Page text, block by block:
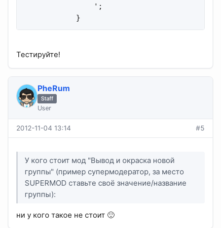
                ';
            }
Тестируйте!
PheRum
Staff
User
2012-11-04 13:14 #5
У кого стоит мод "Вывод и окраска новой
группы" (пример супермодератор, за место
SUPERMOD ставьте своё значение/название
группы):
ни у кого такое не стоит 🙂